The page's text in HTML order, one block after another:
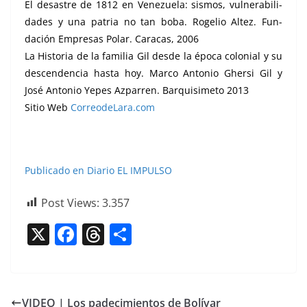
El desas­tre de 1812 en Venezuela: sis­mos, vul­ner­a­bil­i­
dades y una patria no tan boba. Roge­lio Altez. Fun­
dación Empre­sas Polar. Cara­cas, 2006
La His­to­ria de la famil­ia Gil des­de la época colo­nial y su
descen­den­cia has­ta hoy. Mar­co Anto­nio Gher­si Gil y
José Anto­nio Yepes Azpar­ren. Bar­quisime­to 2013
Sitio Web CorreodeLara.com
Pub­li­ca­do en Diario EL IMPULSO
Post Views: 3.357
X F
e
T
a p
VIDEO | Los padecimientos de Bolívar